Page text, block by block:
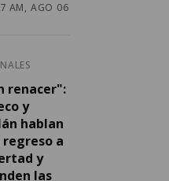
AM, AGO 06
renacer":
y
hablan
regreso a
y
las